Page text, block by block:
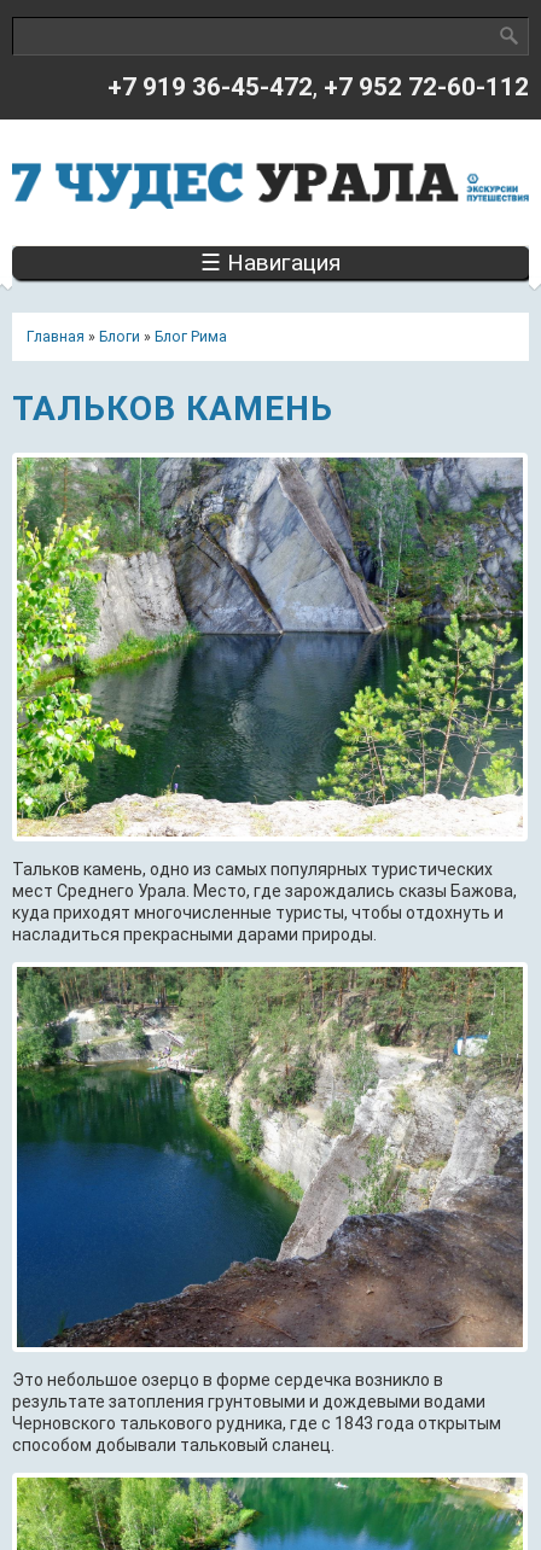
Форма поиска
+7 919 36-45-472, +7 952 72-60-112
☰ Навигация
Главная » Блоги » Блог Рима
ТАЛЬКОВ КАМЕНЬ
Тальков камень, одно из самых популярных туристических
мест Среднего Урала. Место, где зарождались сказы Бажова,
куда приходят многочисленные туристы, чтобы отдохнуть и
насладиться прекрасными дарами природы.
Это небольшое озерцо в форме сердечка возникло в
результате затопления грунтовыми и дождевыми водами
Черновского талькового рудника, где с 1843 года открытым
способом добывали тальковый сланец.